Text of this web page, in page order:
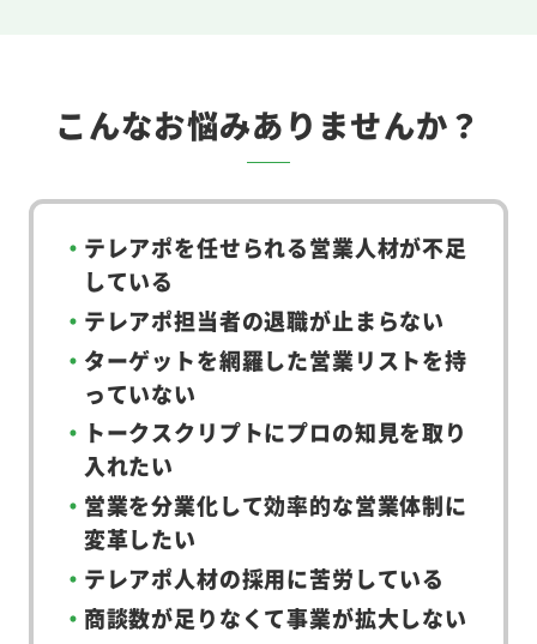
こんなお悩みありませんか？
テレアポを任せられる営業人材が不足
している
テレアポ担当者の退職が止まらない
ターゲットを網羅した営業リストを持
っていない
トークスクリプトにプロの知見を取り
入れたい
営業を分業化して効率的な営業体制に
変革したい
テレアポ人材の採用に苦労している
商談数が足りなくて事業が拡大しない